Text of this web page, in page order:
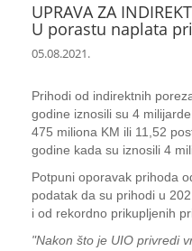
UPRAVA ZA
U porastu naplata
05.08.2021.
Prihodi od indirektnih
godine iznosili su 4
475 miliona KM ili 11,52
godine kada su iznosili 4
Potpuni oporavak prihoda
podatak da su prihodi u
i od rekordno prikupljenih
"Nakon što je UIO privredi